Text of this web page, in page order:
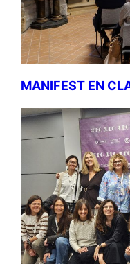
MANIFEST EN